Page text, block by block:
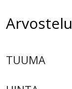
Arvostelu
TUUMA